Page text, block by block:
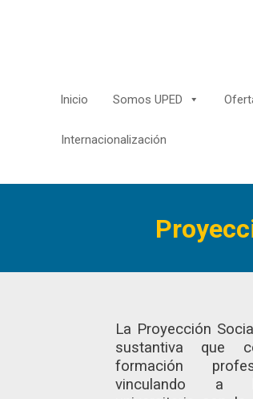
Inicio Somos UPED
Internacionalización
La Proyección
sustantiva que
formación
vinculando a